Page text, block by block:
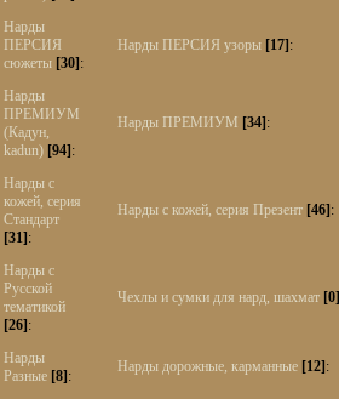
Нарды
ПЕРСИЯ
сюжеты [30] :
Нарды ПЕРСИЯ узоры [17] :
Нарды
ПРЕМИУМ
(Кадун,
kadun) [94] :
Нарды ПРЕМИУМ [34] :
Нарды с
кожей, серия
Стандарт
[31] :
Нарды с кожей, серия Презент [46] :
Нарды с
Русской
тематикой
[26] :
Чехлы и сумки для нард, шахмат [0]
Нарды
Разные [8] :
Нарды дорожные, карманные [12] :